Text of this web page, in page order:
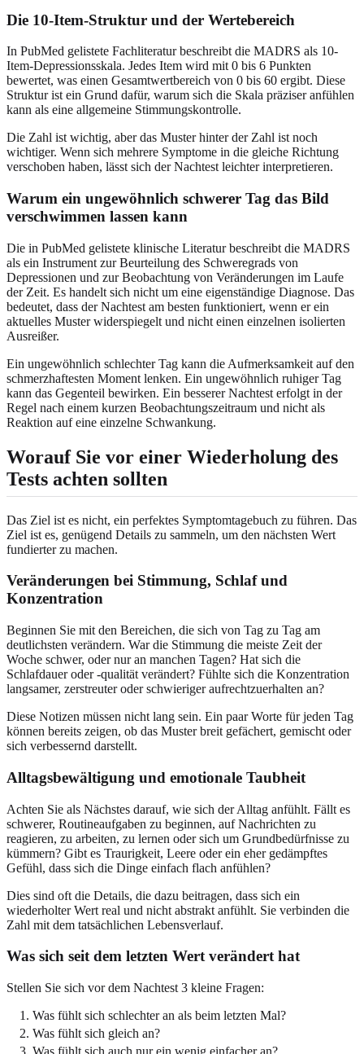
Die 10-Item-Struktur und der Wertebereich
In PubMed gelistete Fachliteratur beschreibt die MADRS als 10-
Item-Depressionsskala. Jedes Item wird mit 0 bis 6 Punkten
bewertet, was einen Gesamtwertbereich von 0 bis 60 ergibt. Diese
Struktur ist ein Grund dafür, warum sich die Skala präziser anfühlen
kann als eine allgemeine Stimmungskontrolle.
Die Zahl ist wichtig, aber das Muster hinter der Zahl ist noch
wichtiger. Wenn sich mehrere Symptome in die gleiche Richtung
verschoben haben, lässt sich der Nachtest leichter interpretieren.
Warum ein ungewöhnlich schwerer Tag das Bild
verschwimmen lassen kann
Die in PubMed gelistete klinische Literatur beschreibt die MADRS
als ein Instrument zur Beurteilung des Schweregrads von
Depressionen und zur Beobachtung von Veränderungen im Laufe
der Zeit. Es handelt sich nicht um eine eigenständige Diagnose. Das
bedeutet, dass der Nachtest am besten funktioniert, wenn er ein
aktuelles Muster widerspiegelt und nicht einen einzelnen isolierten
Ausreißer.
Ein ungewöhnlich schlechter Tag kann die Aufmerksamkeit auf den
schmerzhaftesten Moment lenken. Ein ungewöhnlich ruhiger Tag
kann das Gegenteil bewirken. Ein besserer Nachtest erfolgt in der
Regel nach einem kurzen Beobachtungszeitraum und nicht als
Reaktion auf eine einzelne Schwankung.
Worauf Sie vor einer Wiederholung des
Tests achten sollten
Das Ziel ist es nicht, ein perfektes Symptomtagebuch zu führen. Das
Ziel ist es, genügend Details zu sammeln, um den nächsten Wert
fundierter zu machen.
Veränderungen bei Stimmung, Schlaf und
Konzentration
Beginnen Sie mit den Bereichen, die sich von Tag zu Tag am
deutlichsten verändern. War die Stimmung die meiste Zeit der
Woche schwer, oder nur an manchen Tagen? Hat sich die
Schlafdauer oder -qualität verändert? Fühlte sich die Konzentration
langsamer, zerstreuter oder schwieriger aufrechtzuerhalten an?
Diese Notizen müssen nicht lang sein. Ein paar Worte für jeden Tag
können bereits zeigen, ob das Muster breit gefächert, gemischt oder
sich verbessernd darstellt.
Alltagsbewältigung und emotionale Taubheit
Achten Sie als Nächstes darauf, wie sich der Alltag anfühlt. Fällt es
schwerer, Routineaufgaben zu beginnen, auf Nachrichten zu
reagieren, zu arbeiten, zu lernen oder sich um Grundbedürfnisse zu
kümmern? Gibt es Traurigkeit, Leere oder ein eher gedämpftes
Gefühl, dass sich die Dinge einfach flach anfühlen?
Dies sind oft die Details, die dazu beitragen, dass sich ein
wiederholter Wert real und nicht abstrakt anfühlt. Sie verbinden die
Zahl mit dem tatsächlichen Lebensverlauf.
Was sich seit dem letzten Wert verändert hat
Stellen Sie sich vor dem Nachtest 3 kleine Fragen:
Was fühlt sich schlechter an als beim letzten Mal?
Was fühlt sich gleich an?
Was fühlt sich auch nur ein wenig einfacher an?